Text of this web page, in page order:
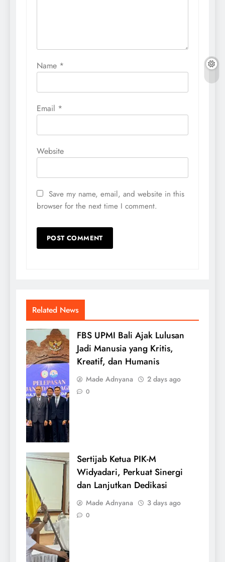
Name *
Email *
Website
Save my name, email, and website in this
browser for the next time I comment.
Related News
FBS UPMI Bali Ajak Lulusan
Jadi Manusia yang Kritis,
Kreatif, dan Humanis
Made Adnyana 2 days ago
0
Sertijab Ketua PIK-M
Widyadari, Perkuat Sinergi
dan Lanjutkan Dedikasi
Made Adnyana 3 days ago
0